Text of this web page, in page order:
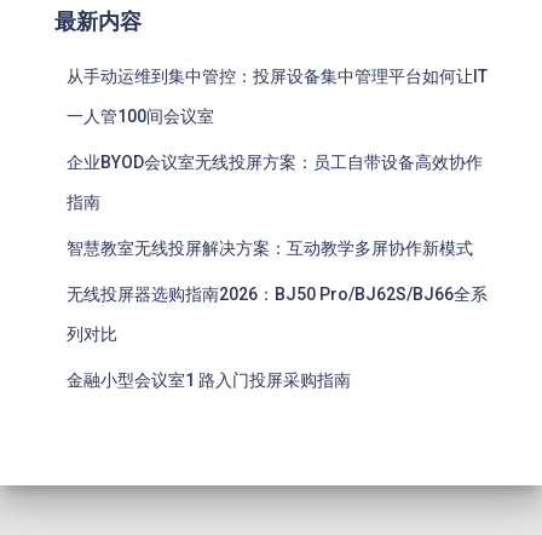
最新内容
从手动运维到集中管控：投屏设备集中管理平台如何让IT
一人管100间会议室
企业BYOD会议室无线投屏方案：员工自带设备高效协作
指南
智慧教室无线投屏解决方案：互动教学多屏协作新模式
无线投屏器选购指南2026：BJ50 Pro/BJ62S/BJ66全系
列对比
金融小型会议室1 路入门投屏采购指南